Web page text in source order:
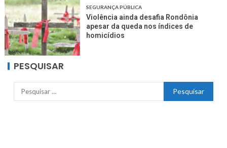
SEGURANÇA PÚBLICA
Violência ainda desafia Rondônia
apesar da queda nos índices de
homicídios
PESQUISAR